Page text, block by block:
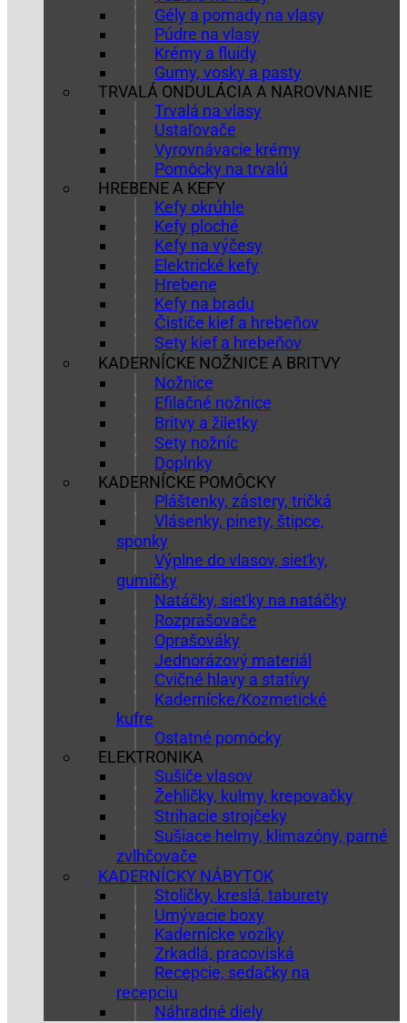
Gély a pomady na vlasy
Púdre na vlasy
Krémy a fluidy
Gumy, vosky a pasty
TRVALÁ ONDULÁCIA A NAROVNANIE
Trvalá na vlasy
Ustaľovače
Vyrovnávacie krémy
Pomôcky na trvalú
HREBENE A KEFY
Kefy okrúhle
Kefy ploché
Kefy na výčesy
Elektrické kefy
Hrebene
Kefy na bradu
Čističe kief a hrebeňov
Sety kief a hrebeňov
KADERNÍCKE NOŽNICE A BRITVY
Nožnice
Efilačné nožnice
Britvy a žiletky
Sety nožníc
Doplnky
KADERNÍCKE POMÔCKY
Pláštenky, zástery, tričká
Vlásenky, pinety, štipce,
sponky
Výplne do vlasov, sieťky,
gumičky
Natáčky, sieťky na natáčky
Rozprašovače
Oprašováky
Jednorázový materiál
Cvičné hlavy a statívy
Kadernícke/Kozmetické
kufre
Ostatné pomôcky
ELEKTRONIKA
Sušiče vlasov
Žehličky, kulmy, krepovačky
Strihacie strojčeky
Sušiace helmy, klimazóny, parné
zvlhčovače
KADERNÍCKY NÁBYTOK
Stoličky, kreslá, taburety
Umývacie boxy
Kadernícke vozíky
Zrkadlá, pracoviská
Recepcie, sedačky na
recepciu
Náhradné diely